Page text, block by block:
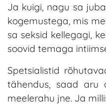
Ja kuigi, nagu sa
kogemustega, mis
sa seksid kellegagi,
soovid temaga
Spetsialistid
tähendus, saad aru
meelerahu jne. Ja